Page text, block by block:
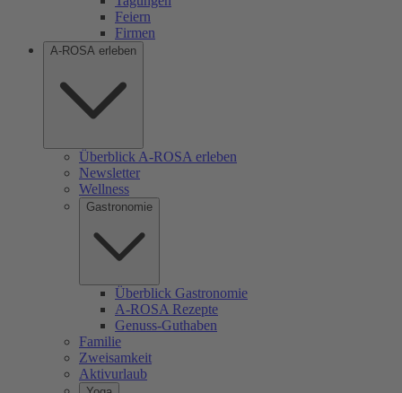
Feiern
Firmen
A-ROSA erleben
Überblick A-ROSA erleben
Newsletter
Wellness
Gastronomie
Überblick Gastronomie
A-ROSA Rezepte
Genuss-Guthaben
Familie
Zweisamkeit
Aktivurlaub